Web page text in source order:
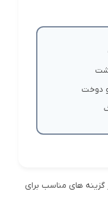
دوخت
گزینه های مناسب برای